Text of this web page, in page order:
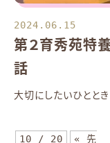
2024.06.15
第２育秀苑特
話
大切にしたいひととき
10 / 20
« 先